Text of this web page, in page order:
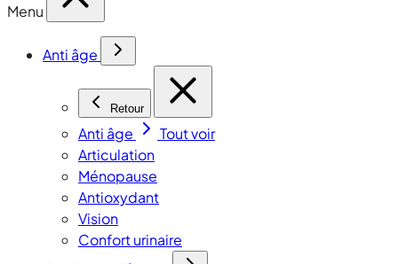
Menu
Anti âge
Retour
Anti âge
Tout voir
Articulation
Ménopause
Antioxydant
Vision
Confort urinaire